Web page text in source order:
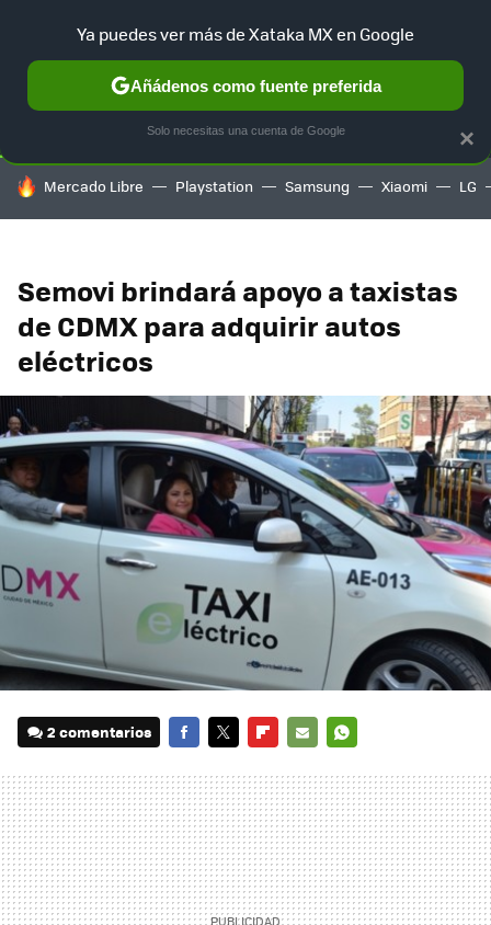
SELECCIÓN GAMING HOME AUTO TERRITORIO
HOY SE HABLA DE
Mercado Libre Playstation Samsung Xiaomi LG
Semovi brindará apoyo a taxistas
de CDMX para adquirir autos
eléctricos
2 comentarios
MAIL
×
Ya puedes ver más de Xataka MX en Google
Añádenos como fuente preferida
Solo necesitas una cuenta de Google